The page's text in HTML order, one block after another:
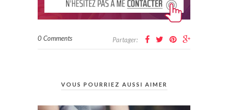
0 Comments Partager:
VOUS POURRIEZ AUSSI AIMER